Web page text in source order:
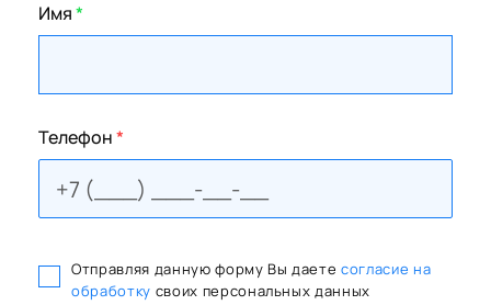
Имя*
Телефон*
Отправляя данную форму Вы даете согласие на
обработку своих персональных данных